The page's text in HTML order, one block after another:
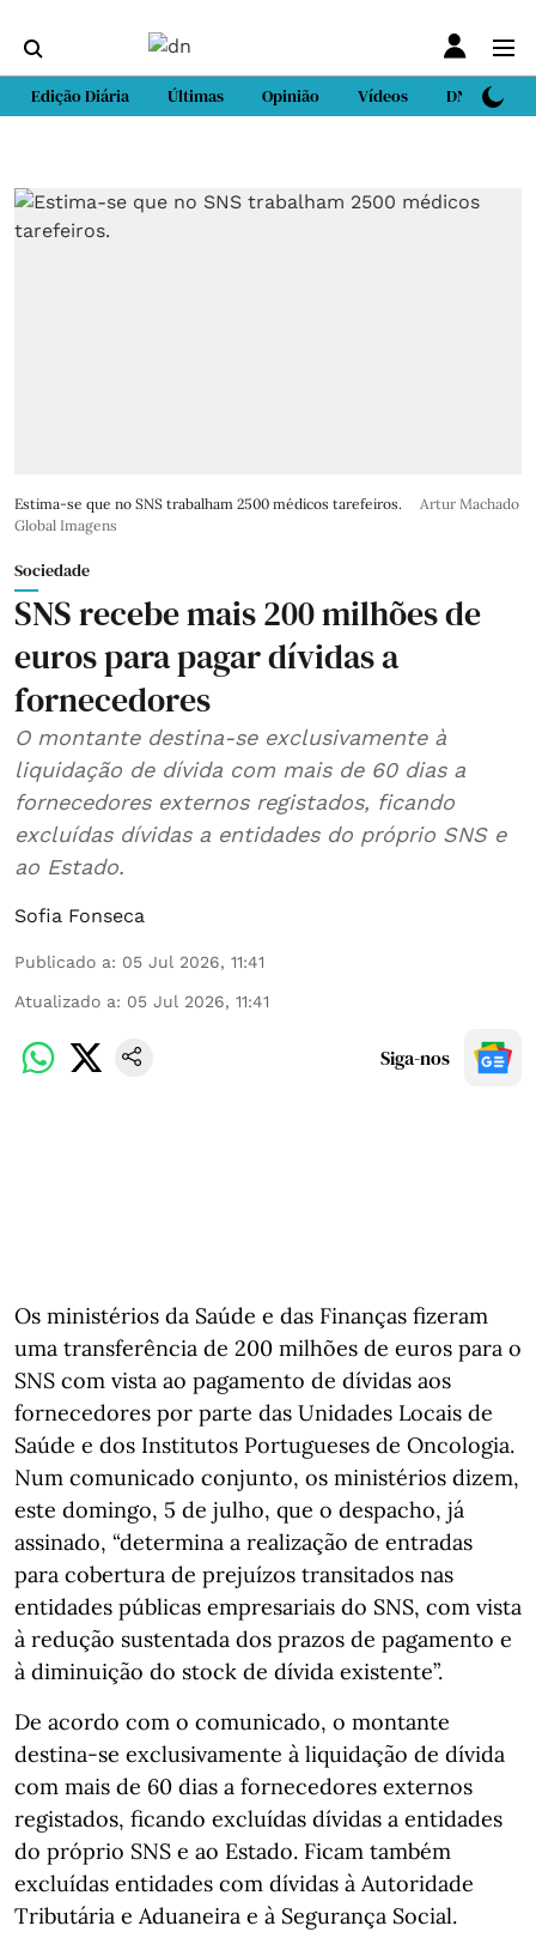
Edição Diária Últimas Opinião Vídeos DN Sport
Estima-se que no SNS trabalham 2500 médicos tarefeiros.
Artur Machado
Global Imagens
Sociedade
SNS recebe mais 200 milhões de
euros para pagar dívidas a
fornecedores
O montante destina-se exclusivamente à
liquidação de dívida com mais de 60 dias a
fornecedores externos registados, ficando
excluídas dívidas a entidades do próprio SNS e
ao Estado.
Sofia Fonseca
Publicado a: 05 Jul 2026, 11:41
Atualizado a: 05 Jul 2026, 11:41
Siga-nos
Os ministérios da Saúde e das Finanças fizeram
uma transferência de 200 milhões de euros para o
SNS com vista ao pagamento de dívidas aos
fornecedores por parte das Unidades Locais de
Saúde e dos Institutos Portugueses de Oncologia.
Num comunicado conjunto, os ministérios dizem,
este domingo, 5 de julho, que o despacho, já
assinado, “determina a realização de entradas
para cobertura de prejuízos transitados nas
entidades públicas empresariais do SNS, com vista
à redução sustentada dos prazos de pagamento e
à diminuição do stock de dívida existente”.
De acordo com o comunicado, o montante
destina-se exclusivamente à liquidação de dívida
com mais de 60 dias a fornecedores externos
registados, ficando excluídas dívidas a entidades
do próprio SNS e ao Estado. Ficam também
excluídas entidades com dívidas à Autoridade
Tributária e Aduaneira e à Segurança Social.